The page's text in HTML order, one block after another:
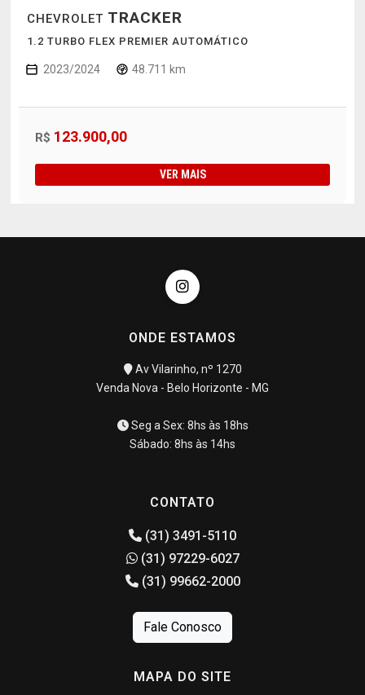
CHEVROLET TRACKER
1.2 TURBO FLEX PREMIER AUTOMÁTICO
2023/2024 48.711 km
R$ 123.900,00
VER MAIS
ONDE ESTAMOS
Av Vilarinho, nº 1270
Venda Nova - Belo Horizonte - MG
Seg a Sex: 8hs às 18hs
Sábado: 8hs às 14hs
CONTATO
(31) 3491-5110
(31) 97229-6027
(31) 99662-2000
Fale Conosco
MAPA DO SITE